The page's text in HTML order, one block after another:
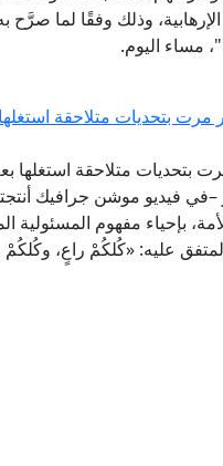
وذلك وفقًا لما
مساء اليوم.
بتحديات متلاحقة
بتحديات متلاحقة استغلها
فيديو موشن جرافيك
بإحياء مفهوم المسئولية
عليه: «كُلكُمْ راعٍ،